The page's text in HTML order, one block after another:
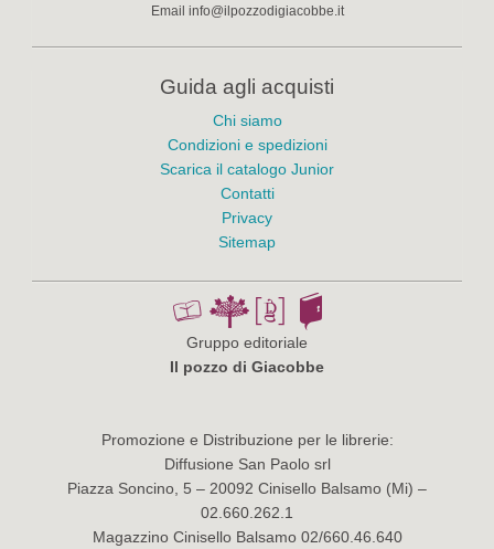
Email info@ilpozzodigiacobbe.it
Guida agli acquisti
Chi siamo
Condizioni e spedizioni
Scarica il catalogo Junior
Contatti
Privacy
Sitemap
Gruppo editoriale
Il pozzo di Giacobbe
Promozione e Distribuzione per le librerie:
Diffusione San Paolo srl
Piazza Soncino, 5 – 20092 Cinisello Balsamo (Mi) –
02.660.262.1
Magazzino Cinisello Balsamo 02/660.46.640